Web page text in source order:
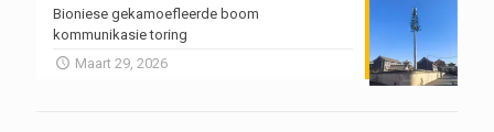
Bioniese gekamoefleerde boom
kommunikasie toring
Maart 29, 2026